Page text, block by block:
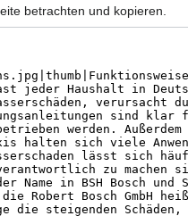
betrachten und kopieren.